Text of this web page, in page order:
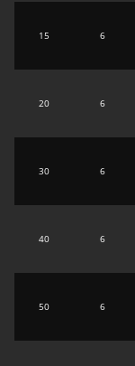
15 6
20 6
30 6
40 6
50 6